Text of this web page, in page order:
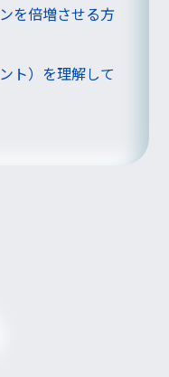
を倍増させる方
ト）を理解して